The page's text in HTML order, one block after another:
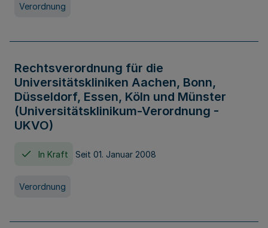
Verordnung
Rechtsverordnung für die
Universitätskliniken Aachen, Bonn,
Düsseldorf, Essen, Köln und Münster
(Universitätsklinikum-Verordnung -
UKVO)
In Kraft Seit 01. Januar 2008
Verordnung